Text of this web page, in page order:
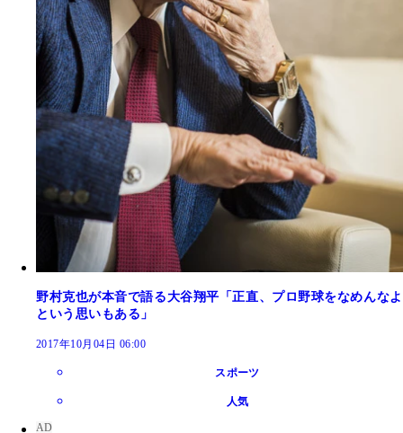
野村克也が本音で語る大谷翔平「正直、プロ野球をなめんなよ
という思いもある」
2017年10月04日 06:00
スポーツ
人気